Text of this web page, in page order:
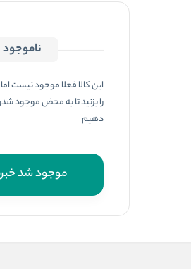
ناموجود
این کالا فعلا موجود نیست
را بزنید تا به محض موجود
دهیم
موجود شد